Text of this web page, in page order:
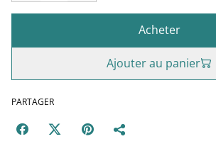
Acheter
Ajouter au panier
PARTAGER